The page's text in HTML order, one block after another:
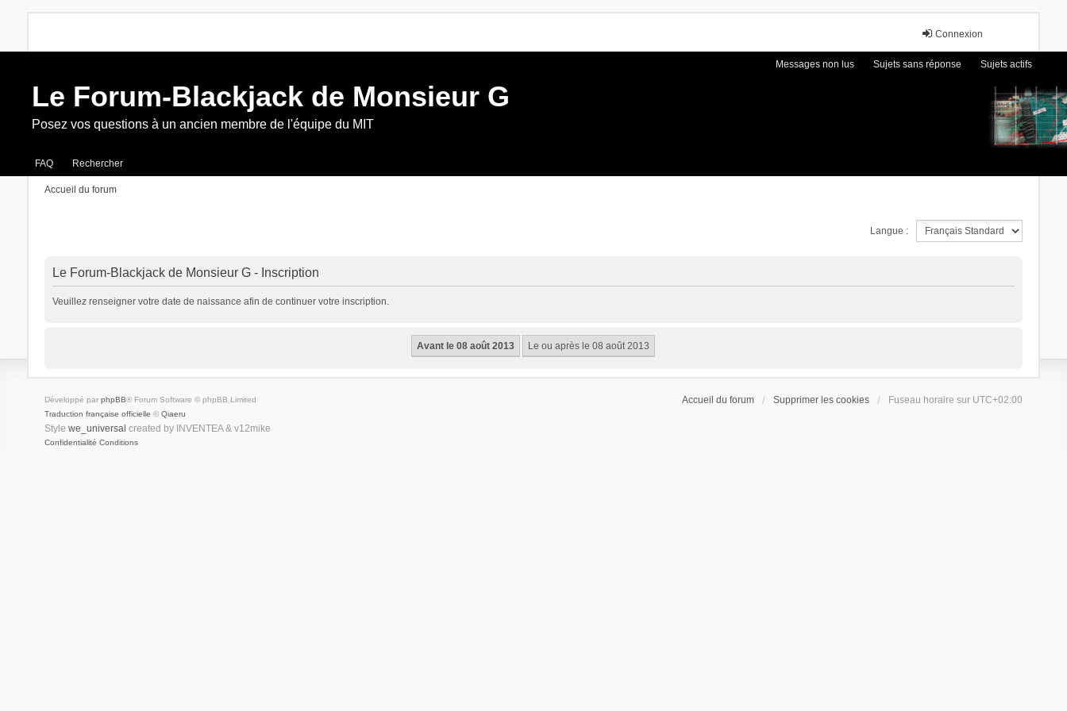
Connexion
Messages non lus Sujets sans réponse Sujets actifs
Le Forum-Blackjack de Monsieur G
Posez vos questions à un ancien membre de l'équipe du MIT
FAQ Rechercher
Accueil du forum
Langue :
Le Forum-Blackjack de Monsieur G - Inscription
Veuillez renseigner votre date de naissance afin de continuer votre inscription.
Accueil du forum Supprimer les cookies Fuseau horaire sur UTC+02:00
Développé par phpBB® Forum Software © phpBB Limited
Traduction française officielle © Qiaeru
Style we_universal created by INVENTEA & v12mike
Confidentialité Conditions